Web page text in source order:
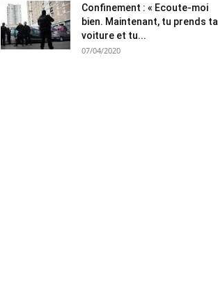
Confinement : « Ecoute-moi
bien. Maintenant, tu prends ta
voiture et tu...
07/04/2020